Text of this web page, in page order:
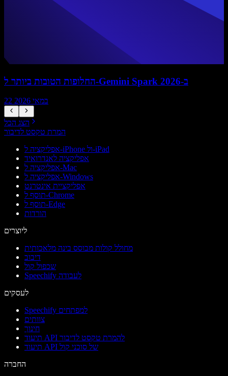
החלופות הטובות ביותר ל-Gemini Spark ב-2026
22 במאי 2026
הצג הכל
המרת טקסט לדיבור
אפליקציה ל-iPhone ול-iPad
אפליקציה לאנדרואיד
אפליקציה ל-Mac
אפליקציה ל-Windows
אפליקציית אינטרנט
תוסף ל-Chrome
תוסף ל-Edge
הורדות
ליוצרים
מחולל קולות מבוסס בינה מלאכותית
דיבוב
שכפול קול
Speechify לעבודה
לעסקים
Speechify למפתחים
צוותים
חינוך
תיעוד API להמרת טקסט לדיבור
תיעוד API של סוכני קול
החברה